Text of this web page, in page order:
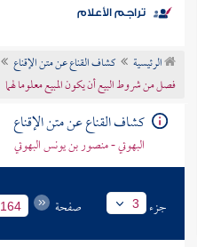
موضوعي
تراجم الأعلام
الرئيسية كشاف القناع عن متن الإقناع
فصل من شروط البيع أن يكون المبيع معلوما لهما
كشاف القناع عن متن الإقناع
البهوتي - منصور بن يونس البهوتي
جزء 3 صفحة 164